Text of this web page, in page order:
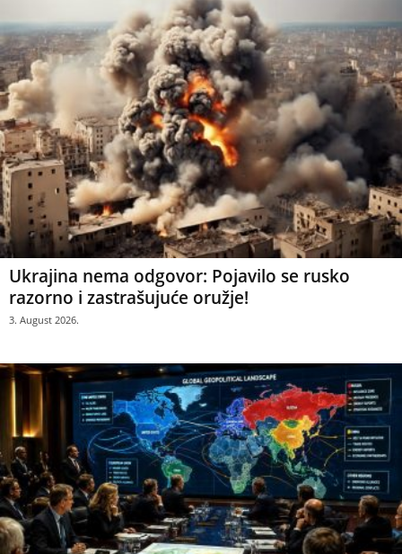
Ukrajina nema odgovor: Pojavilo se rusko
razorno i zastrašujuće oružje!
3. August 2026.